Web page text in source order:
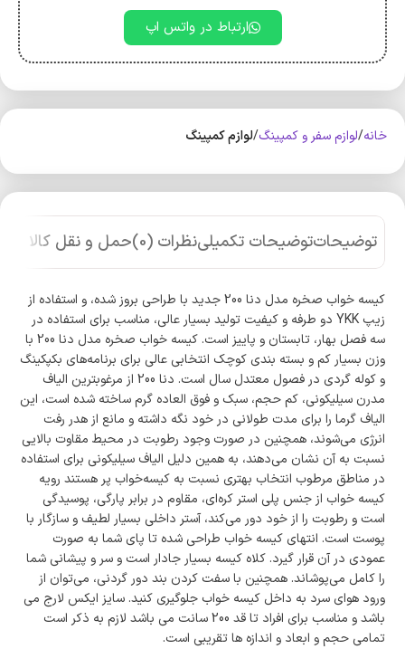
ارتباط در واتس اپ
خانه لوازم سفر و کمپینگ لوازم کمپینگ
توضیحاتتوضیحات تکمیلینظرات (0) حمل و نقل کالا
کیسه خواب صخره مدل دنا 200 جدید با طراحی بروز شده، و استفاده از
زیپ YKK دو طرفه و کیفیت تولید بسیار عالی، مناسب برای استفاده در
سه فصل بهار، تابستان و پاییز است. کیسه خواب صخره مدل دنا 200 با
وزن بسیار کم و بسته بندی کوچک انتخابی عالی برای برنامه‌های بکپکینگ
و کوله گردی در فصول معتدل سال است. دنا 200 از مرغوبترین الیاف
مدرن سیلیکونی، کم حجم، سبک و فوق العاده گرم ساخته شده است، این
الیاف گرما را برای مدت طولانی در خود نگه داشته و مانع از هدر رفت
انرژی می‌شوند، همچنین در صورت وجود رطوبت در محیط مقاوت بالایی
نسبت به آن نشان می‌دهند، به همین دلیل الیاف سیلیکونی برای استفاده
در مناطق مرطوب انتخاب بهتری نسبت به کیسه‌خواب پر هستند رویه
کیسه خواب از جنس پلی استر کره‌ای، مقاوم در برابر پارگی، پوسیدگی
است و رطوبت را از خود دور می‌کند، آستر داخلی بسیار لطیف و سازگار با
پوست است. انتهای کیسه خواب طراحی شده تا پای شما به صورت
عمودی در آن قرار گیرد. کلاه کیسه بسیار جادار است و سر و پیشانی شما
را کامل می‌پوشاند. همچنین با سفت کردن بند دور گردنی، می‌توان از
ورود هوای سرد به داخل کیسه خواب جلوگیری کنید. سایز ایکس لارج می
باشد و مناسب برای افراد تا قد 200 سانت می باشد لازم به ذکر است
تمامی حجم و ابعاد و اندازه ها تقریبی است.